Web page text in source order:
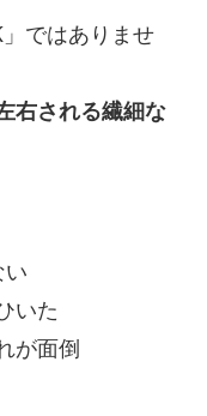
ではありませ
右される繊細な
いた
が面倒